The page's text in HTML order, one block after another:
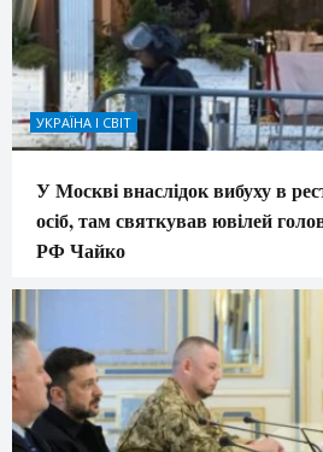
УКРАЇНА І СВІТ
У Москві внаслідок вибуху в
осіб, там святкував ювілей
РФ Чайко